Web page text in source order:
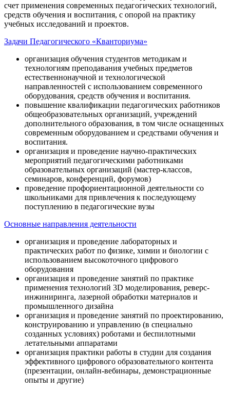
счет применения современных педагогических технологий,
средств обучения и воспитания, с опорой на практику
учебных исследований и проектов.
Задачи Педагогического «Кванториума»
организация обучения студентов методикам и
технологиям преподавания учебных предметов
естественнонаучной и технологической
направленностей с использованием современного
оборудования, средств обучения и воспитания.
повышение квалификации педагогических работников
общеобразовательных организаций, учреждений
дополнительного образования, в том числе оснащенных
современным оборудованием и средствами обучения и
воспитания.
организация и проведение научно-практических
мероприятий педагогическими работниками
образовательных организаций (мастер-классов,
семинаров, конференций, форумов)
проведение профориентационной деятельности со
школьниками для привлечения к последующему
поступлению в педагогические вузы
Основные направления деятельности
организация и проведение лабораторных и
практических работ по физике, химии и биологии с
использованием высокоточного цифрового
оборудования
организация и проведение занятий по практике
применения технологий 3D моделирования, реверс-
инжиниринга, лазерной обработки материалов и
промышленного дизайна
организация и проведение занятий по проектированию,
конструированию и управлению (в специально
созданных условиях) роботами и беспилотными
летательными аппаратами
организация практики работы в студии для создания
эффективного цифрового образовательного контента
(презентации, онлайн-вебинары, демонстрационные
опыты и другие)